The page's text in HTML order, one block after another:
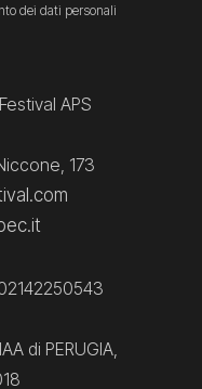
dei dati personali
APS
173
di PERUGIA,